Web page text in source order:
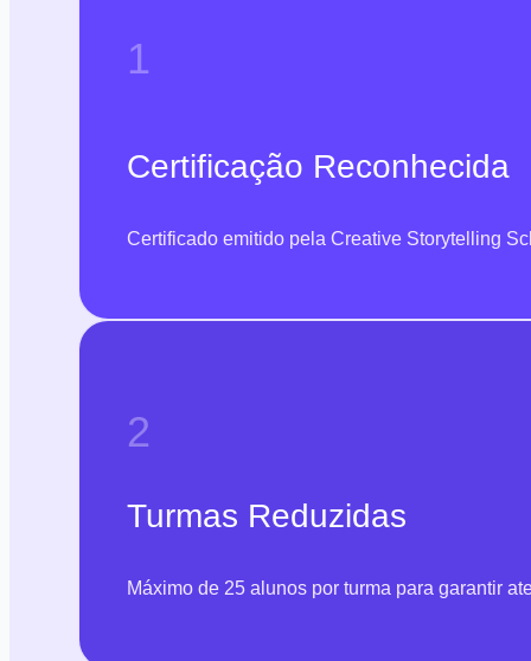
1
Certificação Reconhecida
Certificado emitido pela Creative Storytelling
2
Turmas Reduzidas
Máximo de 25 alunos por turma para garantir